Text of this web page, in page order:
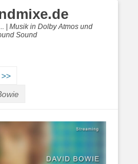
| Musik in Dolby Atmos und
Sound
>>